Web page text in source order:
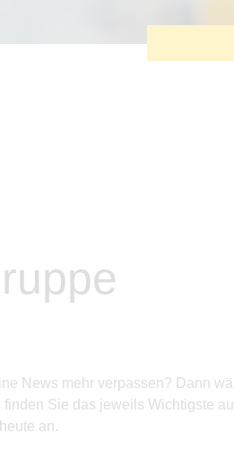
News mehr verpassen? Dann
Sie das jeweils Wichtigste
an.